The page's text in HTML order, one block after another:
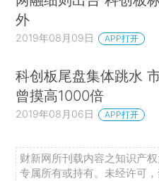
外
2019年08月09日 APP打开
科创板尾盘集体跳水
曾摸高1000倍
2019年08月06日 APP打开
财新网所刊载内容之知识产
专属所有或持有。未经许可